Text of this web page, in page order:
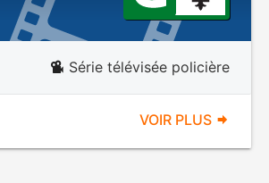
Série télévisée policière
VOIR PLUS